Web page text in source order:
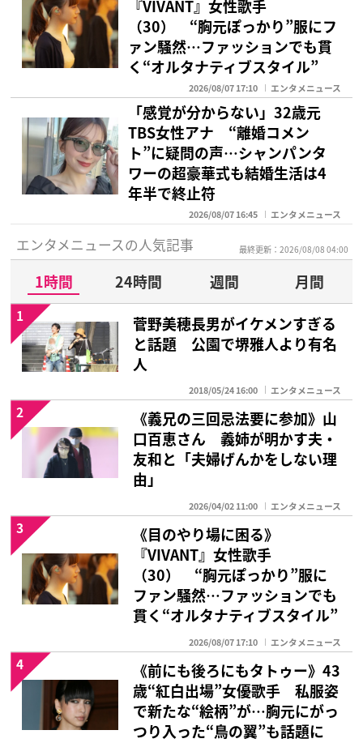
『VIVANT』女性歌手
（30） “胸元ぽっかり”服にフ
ァン騒然…ファッションでも貫
く“オルタナティブスタイル”
2026/08/07 17:10 エンタメニュース
「感覚が分からない」32歳元
TBS女性アナ “離婚コメン
ト”に疑問の声…シャンパンタ
ワーの超豪華式も結婚生活は4
年半で終止符
2026/08/07 16:45 エンタメニュース
エンタメニュースの人気記事 最終更新：2026/08/08 04:00
1時間 24時間 週間
月間
菅野美穂長男がイケメンすぎる
と話題 公園で堺雅人より有名
人
2018/05/24 16:00 エンタメニュース
1
《義兄の三回忌法要に参加》山
口百恵さん 義姉が明かす夫・
友和と「夫婦げんかをしない理
由」
2026/04/02 11:00 エンタメニュース
2
《目のやり場に困る》
『VIVANT』女性歌手
（30） “胸元ぽっかり”服に
ファン騒然…ファッションでも
貫く“オルタナティブスタイル”
2026/08/07 17:10 エンタメニュース
3
《前にも後ろにもタトゥー》43
歳“紅白出場”女優歌手 私服姿
で新たな“絵柄”が…胸元にがっ
つり入った“鳥の翼”も話題に
4